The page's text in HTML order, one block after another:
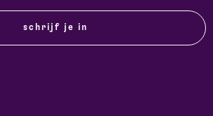
schrijf je in